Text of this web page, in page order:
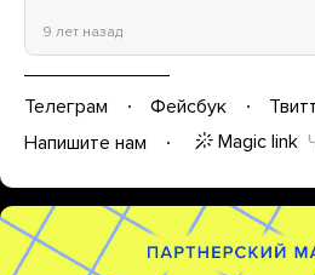
9 лет назад
Телеграм Фейсбук
Напишите нам
Magic link